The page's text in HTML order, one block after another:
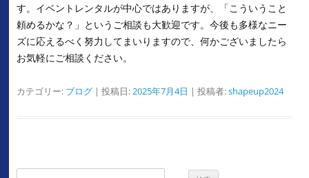
す。イベントレンタルが中心ではありますが、「こういうこと
頼めるかな？」というご相談も大歓迎です。今後も多様なニー
ズに応えるべく努力してまいりますので、何かございましたら
お気軽にご相談ください。
カテゴリー: ブログ | 投稿日:2025年7月4日 | 投稿者:shapeup2024